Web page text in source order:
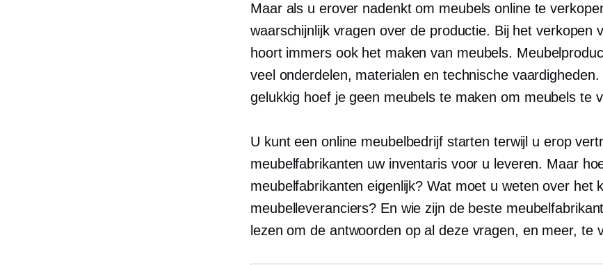
Maar als u erover nadenkt om meubels online te
waarschijnlijk vragen over de productie. Bij het verkopen
hoort immers ook het maken van meubels.
veel onderdelen, materialen en technische
gelukkig hoef je geen meubels te maken om meubels te
U kunt een online meubelbedrijf starten terwijl u erop
meubelfabrikanten uw inventaris voor u leveren. Maar
meubelfabrikanten eigenlijk? Wat moet u weten over het
meubelleveranciers? En wie zijn de beste
lezen om de antwoorden op al deze vragen, en meer, te